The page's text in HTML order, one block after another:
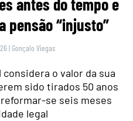
antes do tempo e
pensão “injusto”
| Gonçalo Viegas
o valor da sua
sido tirados 50 anos
se seis meses
legal